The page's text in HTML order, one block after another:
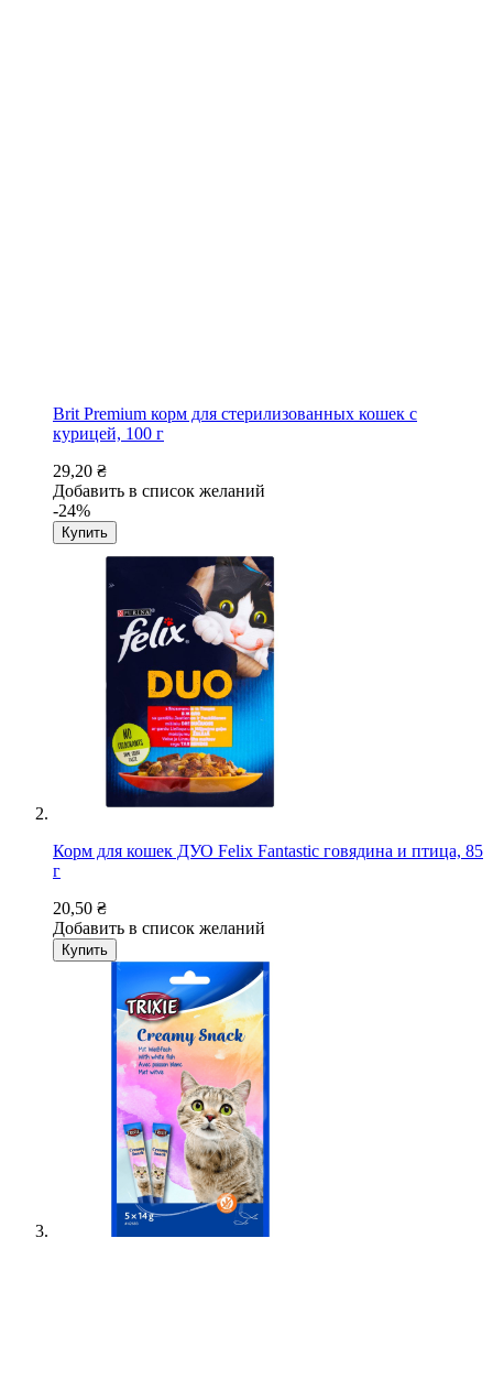
Brit Premium корм для стерилизованных кошек с
курицей, 100 г
29,20 ₴
Добавить в список желаний
-24%
Купить
Корм для кошек ДУО Felix Fantastiс говядина и птица, 85
г
20,50 ₴
Добавить в список желаний
Купить